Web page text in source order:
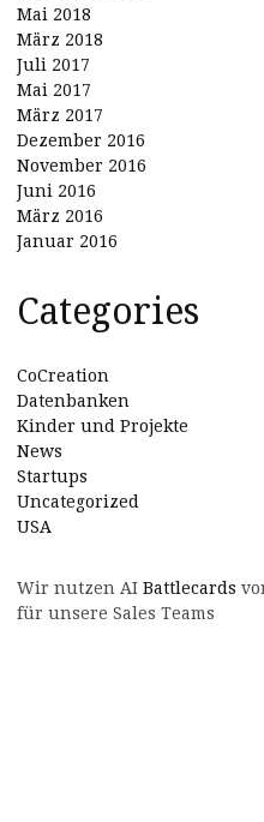
Mai 2018
März 2018
Juli 2017
Mai 2017
März 2017
Dezember 2016
November 2016
Juni 2016
März 2016
Januar 2016
Categories
CoCreation
Datenbanken
Kinder und Projekte
News
Startups
Uncategorized
USA
Wir nutzen AI Battlecards
für unsere Sales Teams